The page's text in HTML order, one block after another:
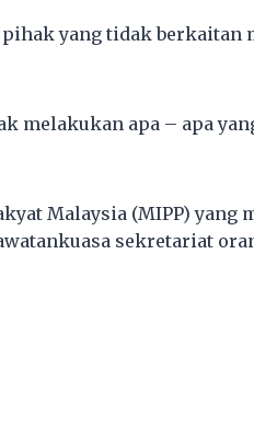
yang tidak berkaitan
melakukan apa – apa
Malaysia (MIPP) yang
sekretariat